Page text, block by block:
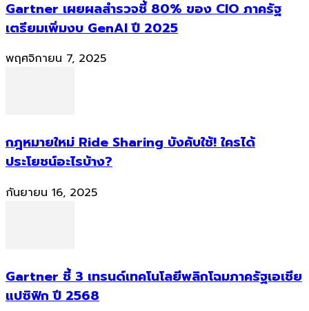
Gartner เผยผลสำรวจชี้ 80% ของ CIO ภาครัฐ
เตรียมเพิ่มงบ GenAI ปี 2025
พฤศจิกายน 7, 2025
กฎหมายใหม่ Ride Sharing บังคับใช้! ใครได้
ประโยชน์อะไรบ้าง?
กันยายน 16, 2025
Gartner ชี้ 3 เทรนด์เทคโนโลยีพลิกโฉมภาครัฐเอเชีย
แปซิฟิก ปี 2568